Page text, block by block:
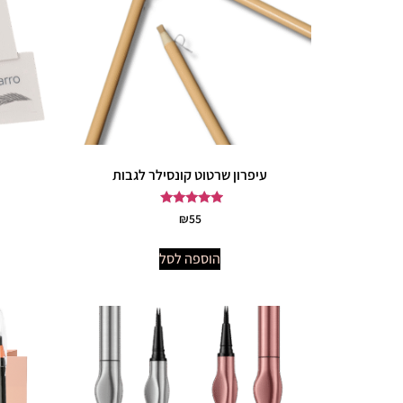
עיפרון שרטוט קונסילר לגבות
דורג
5.00
₪55
הוספה לסל